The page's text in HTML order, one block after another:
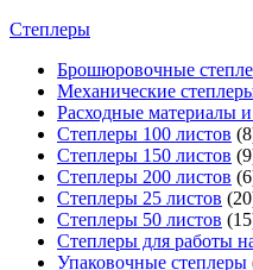
Степлеры
Брошюровочные
Механические
Расходные материалы и
Степлеры 100 листов
Степлеры 150 листов
Степлеры 200 листов
Степлеры 25 листов
Степлеры 50 листов
Степлеры для работы
Упаковочные степлеры